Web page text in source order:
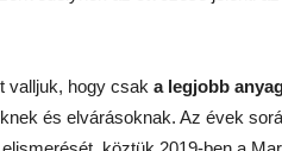
valljuk, hogy csak a legjobb
és elvárásoknak. Az évek